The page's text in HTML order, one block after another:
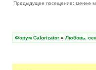
Предыдущее посещение: менее
Форум Calorizator » Любовь,